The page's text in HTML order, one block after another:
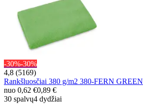
-30%-30%
4,8 (5169)
Rankšluosčiai 380 g/m2 380-FERN GREEN
nuo 0,62 €0,89 €
30 spalvų4 dydžiai